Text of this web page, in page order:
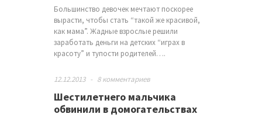
Большинство девочек мечтают поскорее
вырасти, чтобы стать “такой же красивой,
как мама”. Жадные взрослые решили
заработать деньги на детских “играх в
красоту” и тупости родителей….
12.12.2013 - 8 комментариев
Шестилетнего мальчика
обвинили в домогательствах